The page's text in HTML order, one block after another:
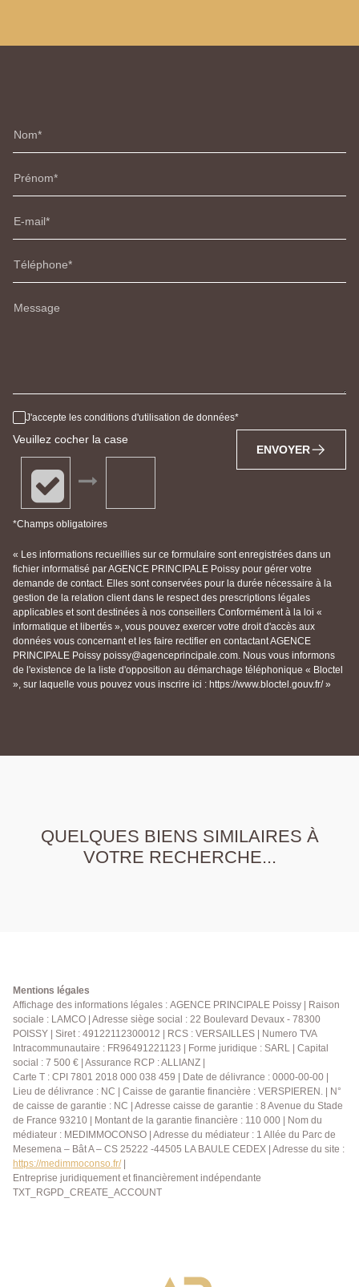
Nom
Prénom
E-mail
Téléphone
Message
J'accepte les conditions d'utilisation de données
Veuillez cocher la case
*Champs obligatoires
ENVOYER
« Les informations recueillies sur ce formulaire sont enregistrées dans un
fichier informatisé par AGENCE PRINCIPALE Poissy pour gérer votre
demande de contact. Elles sont conservées pour la durée nécessaire à la
gestion de la relation client dans le respect des prescriptions légales
applicables et sont destinées à nos conseillers Conformément à la loi «
informatique et libertés », vous pouvez exercer votre droit d'accès aux
données vous concernant et les faire rectifier en contactant AGENCE
PRINCIPALE Poissy poissy@agenceprincipale.com. Nous vous informons
de l'existence de la liste d'opposition au démarchage téléphonique « Bloctel
», sur laquelle vous pouvez vous inscrire ici : https://www.bloctel.gouv.fr/ »
QUELQUES BIENS SIMILAIRES À
VOTRE RECHERCHE...
Mentions légales
Affichage des informations légales : AGENCE PRINCIPALE Poissy | Raison
sociale : LAMCO | Adresse siège social : 22 Boulevard Devaux - 78300
POISSY | Siret : 49122112300012 | RCS : VERSAILLES | Numero TVA
Intracommunautaire : FR96491221123 | Forme juridique : SARL | Capital
social : 7 500 € | Assurance RCP : ALLIANZ |
Carte T : CPI 7801 2018 000 038 459 | Date de délivrance : 0000-00-00 |
Lieu de délivrance : NC | Caisse de garantie financière : VERSPIEREN. | N°
de caisse de garantie : NC | Adresse caisse de garantie : 8 Avenue du Stade
de France 93210 | Montant de la garantie financière : 110 000 | Nom du
médiateur : MEDIMMOCONSO | Adresse du médiateur : 1 Allée du Parc de
Mesemena – Bât A – CS 25222 -44505 LA BAULE CEDEX | Adresse du site :
https://medimmoconso.fr/|
Entreprise juridiquement et financièrement indépendante
TXT_RGPD_CREATE_ACCOUNT